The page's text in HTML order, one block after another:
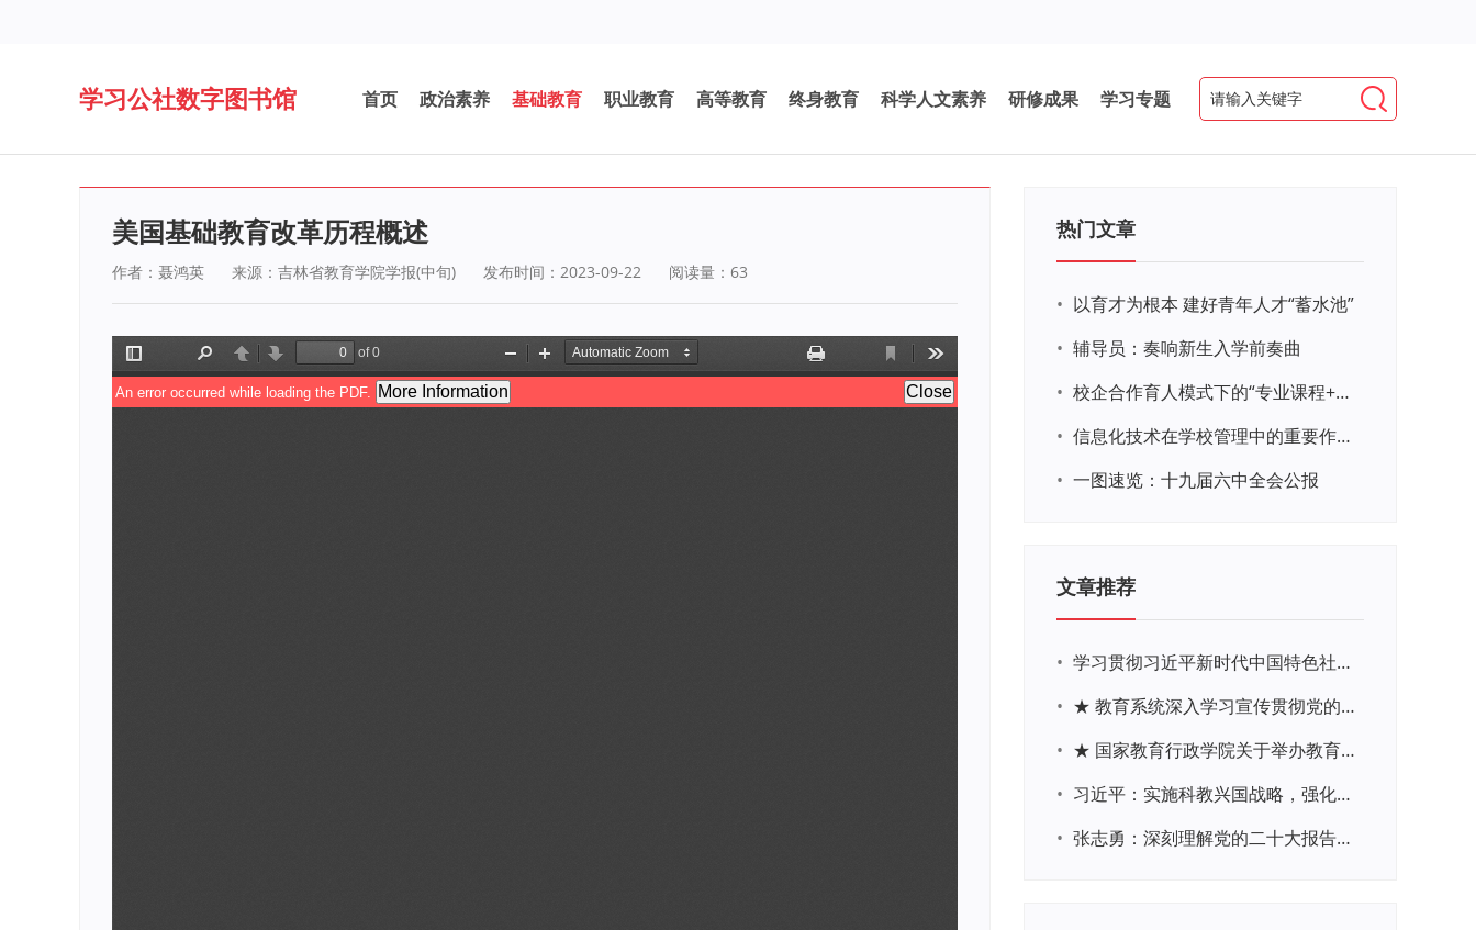
学习公社数字图书馆 首页 政治素养 基础教育 职业教育 高等教育 终身教育 科学人文素养 研修成果 学习专题
美国基础教育改革历程概述
作者：聂鸿英 来源：吉林省教育学院学报(中旬) 发布时间：2023-09-22 阅读量： 63
热门文章
• 以育才为根本 建好青年人才“蓄水池”
• 辅导员：奏响新生入学前奏曲
•
校企合作育人模式下的“专业课程+思政教育+党建活动”交叉融合的课程思政教学探索与实践
•
信息化技术在学校管理中的重要作用 ——以贵州省威宁民族中学和校园使用等为例
• 一图速览：十九届六中全会公报
文章推荐
•
学习贯彻习近平新时代中国特色社会主义思想主题教育网络培训
•
★ 教育系统深入学习宣传贯彻党的二十大精神学习专题
•
★ 国家教育行政学院关于举办教育系统深入学习宣传贯彻党的二十大精神专题网络培训的通知
•
习近平：实施科教兴国战略，强化现代化建设人才支撑
•
张志勇：深刻理解党的二十大报告关于教育的新思想、新战略、新要求